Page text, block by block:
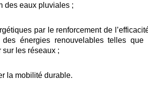
des eaux pluviales ;
par le renforcement de
des énergies renouvelables telles
les réseaux ;
la mobilité durable.